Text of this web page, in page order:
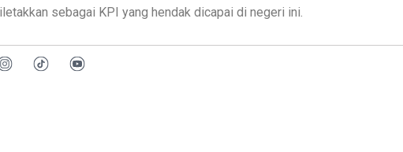
sebagai KPI yang hendak dicapai di negeri ini.